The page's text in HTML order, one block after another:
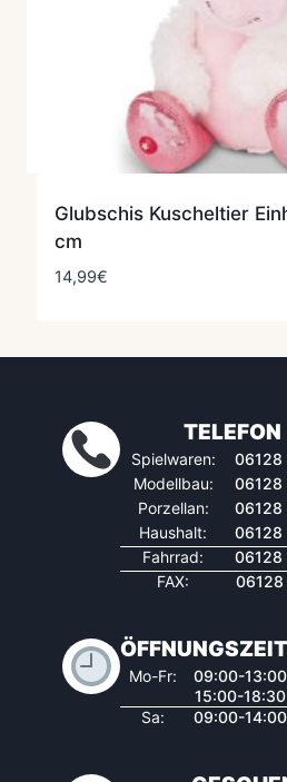
Glubschis Kuscheltier
cm
14,99€
TELEFON
Spielwaren:
06128
Modellbau:
06128
Porzellan:
06128
Haushalt:
06128
Fahrrad:
06128
FAX:
06128
Mo-Fr:
09:00-
15:00-
Sa:
09:00-